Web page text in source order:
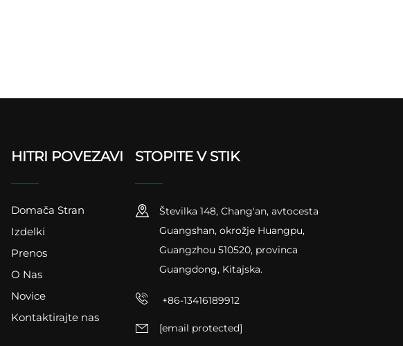
HITRI POVEZAVI
Domača Stran
Izdelki
Prenos
O Nas
Novice
Kontaktirajte nas
STOPITE V STIK
Številka 148, Chang'an, avtocesta
Guangshan, okrožje Huangpu,
Guangzhou 510520, provinca
Guangdong, Kitajska.
+86-13416189912
[email protected]